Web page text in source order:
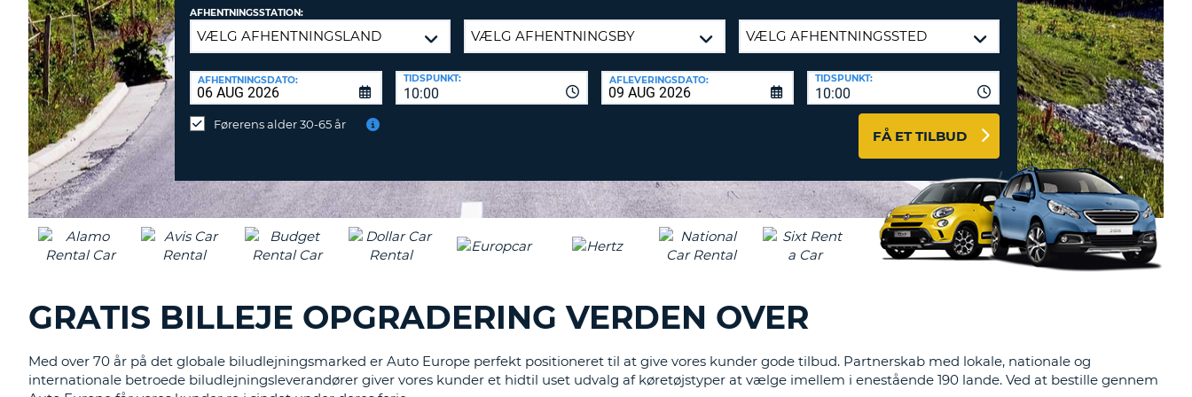
MINDST
ET
STORT
ENGELSK
ENGELSK
TEGN
MINDST
ET
NULSTIL
AGENTER OG
SAMARBEJDSPARTNERE
LOG IND HERE
AFHENTNINGSSTATION:
Vil
du
aflevere
anden
destination?
AFHENTNINGSDATO:
10:00
TIDSPUNKT: AFLEVERINGSDATO:
10:00
TIDSPUNKT:
Førerens alder 30-65 år
FÅ ET TILBUD
GRATIS BILLEJE OPGRADERING VERDEN OVER
Med over 70 år på det globale biludlejningsmarked er Auto Europe perfekt positioneret til at give vores kunder gode tilbud. Partnerskab med lokale, nationale og
internationale betroede biludlejningsleverandører giver vores kunder et hidtil uset udvalg af køretøjstyper at vælge imellem i enestående 190 lande. Ved at bestille gennem